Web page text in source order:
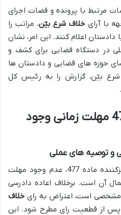
مرتبط با پرونده و قضات اجرای
با آرای خلاف شرع بیّن، مراتب را
اعلام کنند. این امر، نشان
در دستگاه قضایی برای کشف و
حوزه های قضایی و دادستان ها
بیّن، گزارش را به رئیس کل
آیا برای اعمال ماده 477 مهلت زمانی وجود
و توصیه های عملی
یکی از ویژگی های مهم و متمایزکننده ماده 477، عدم وجود مهلت
آن است. برخلاف اعاده دادرسی
است، اعتراض به رای خلاف
پس از قطعیت رای مطرح شود. این